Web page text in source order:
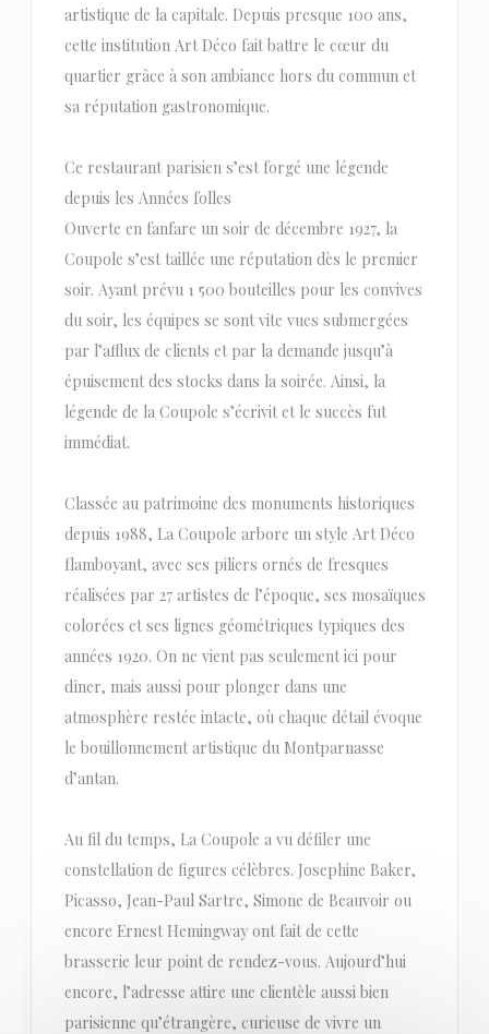
artistique de la capitale. Depuis presque 100 ans,
cette institution Art Déco fait battre le cœur du
quartier grâce à son ambiance hors du commun et
sa réputation gastronomique.
Ce restaurant parisien s’est forgé une légende
depuis les Années folles
Ouverte en fanfare un soir de décembre 1927, la
Coupole s’est taillée une réputation dès le premier
soir. Ayant prévu 1 500 bouteilles pour les convives
du soir, les équipes se sont vite vues submergées
par l’afflux de clients et par la demande jusqu’à
épuisement des stocks dans la soirée. Ainsi, la
légende de la Coupole s’écrivit et le succès fut
immédiat.
Classée au patrimoine des monuments historiques
depuis 1988, La Coupole arbore un style Art Déco
flamboyant, avec ses piliers ornés de fresques
réalisées par 27 artistes de l’époque, ses mosaïques
colorées et ses lignes géométriques typiques des
années 1920. On ne vient pas seulement ici pour
dîner, mais aussi pour plonger dans une
atmosphère restée intacte, où chaque détail évoque
le bouillonnement artistique du Montparnasse
d’antan.
Au fil du temps, La Coupole a vu défiler une
constellation de figures célèbres. Josephine Baker,
Picasso, Jean-Paul Sartre, Simone de Beauvoir ou
encore Ernest Hemingway ont fait de cette
brasserie leur point de rendez-vous. Aujourd’hui
encore, l’adresse attire une clientèle aussi bien
parisienne qu’étrangère, curieuse de vivre un